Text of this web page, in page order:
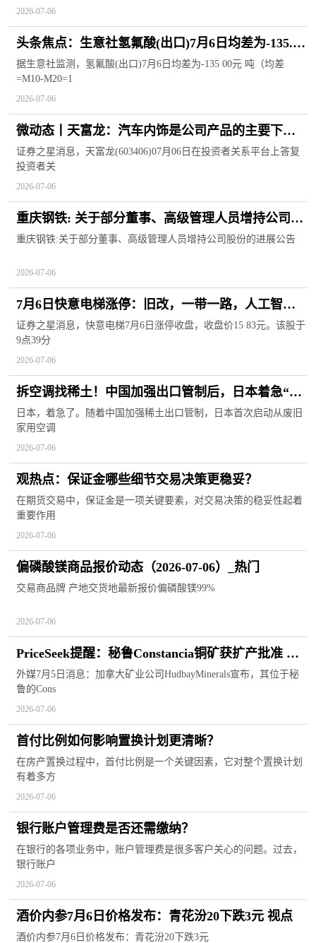
2026-07-06
头条焦点：生意社氢氟酸(出口)7月6日均差为-135.00
元/吨 由负向扩大转为缩小
据生意社监测，氢氟酸(出口)7月6日均差为-135 00元 吨（均差
=M10-M20=1
2026-07-06
微动态丨天富龙：汽车内饰是公司产品的主要下游
应用领域之一
证券之星消息，天富龙(603406)07月06日在投资者关系平台上答复
投资者关
2026-07-06
重庆钢铁: 关于部分董事、高级管理人员增持公司股
份的进展公告 快看
重庆钢铁:关于部分董事、高级管理人员增持公司股份的进展公告
2026-07-06
7月6日快意电梯涨停：旧改，一带一路，人工智能
概念热股
证券之星消息，快意电梯7月6日涨停收盘，收盘价15 83元。该股于
9点39分
2026-07-06
拆空调找稀土！中国加强出口管制后，日本着急“自
救”，日网民：“到了不得不捡垃圾的地步” 每日焦点
日本，着急了。随着中国加强稀土出口管制，日本首次启动从废旧
家用空调
2026-07-06
观热点：保证金哪些细节交易决策更稳妥？
在期货交易中，保证金是一项关键要素，对交易决策的稳妥性起着
重要作用
2026-07-06
偏磷酸镁商品报价动态（2026-07-06）_热门
交易商品牌 产地交货地最新报价偏磷酸镁99%
2026-07-06
PriceSeek提醒：秘鲁Constancia铜矿获扩产批准 天
天资讯
外媒7月5日消息：加拿大矿业公司HudbayMinerals宣布，其位于秘
鲁的Cons
2026-07-06
首付比例如何影响置换计划更清晰？
在房产置换过程中，首付比例是一个关键因素，它对整个置换计划
有着多方
2026-07-06
银行账户管理费是否还需缴纳？
在银行的各项业务中，账户管理费是很多客户关心的问题。过去，
银行账户
2026-07-06
酒价内参7月6日价格发布：青花汾20下跌3元 视点
酒价内参7月6日价格发布：青花汾20下跌3元